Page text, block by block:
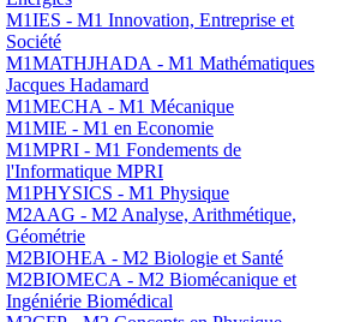
M1IES - M1 Innovation, Entreprise et
Société
M1MATHJHADA - M1 Mathématiques
Jacques Hadamard
M1MECHA - M1 Mécanique
M1MIE - M1 en Economie
M1MPRI - M1 Fondements de
l'Informatique MPRI
M1PHYSICS - M1 Physique
M2AAG - M2 Analyse, Arithmétique,
Géométrie
M2BIOHEA - M2 Biologie et Santé
M2BIOMECA - M2 Biomécanique et
Ingéniérie Biomédical